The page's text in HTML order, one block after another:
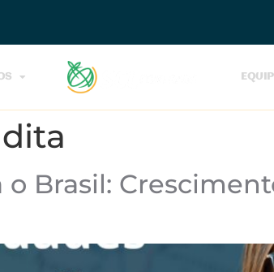
Brasil: